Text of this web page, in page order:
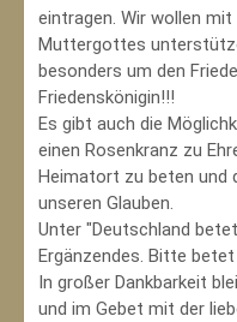
eintragen. Wir wollen
Muttergottes
besonders um den
Friedenskönigin!!!
Es gibt auch die
einen Rosenkranz zu
Heimatort zu beten und
unseren Glauben.
Unter "Deutschland
Ergänzendes. Bitte
In großer Dankbarkeit
und im Gebet mit der